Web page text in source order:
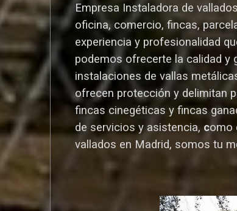
Empresa Instaladora de
oficina, comercio, fincas,
experiencia y profesionalidad
podemos ofrecerte la calidad y
instalaciones de vallas
ofrecen protección y delimitan
fincas cinegéticas y fincas
de servicios y asistencia, como
vallados en Madrid, somos tu